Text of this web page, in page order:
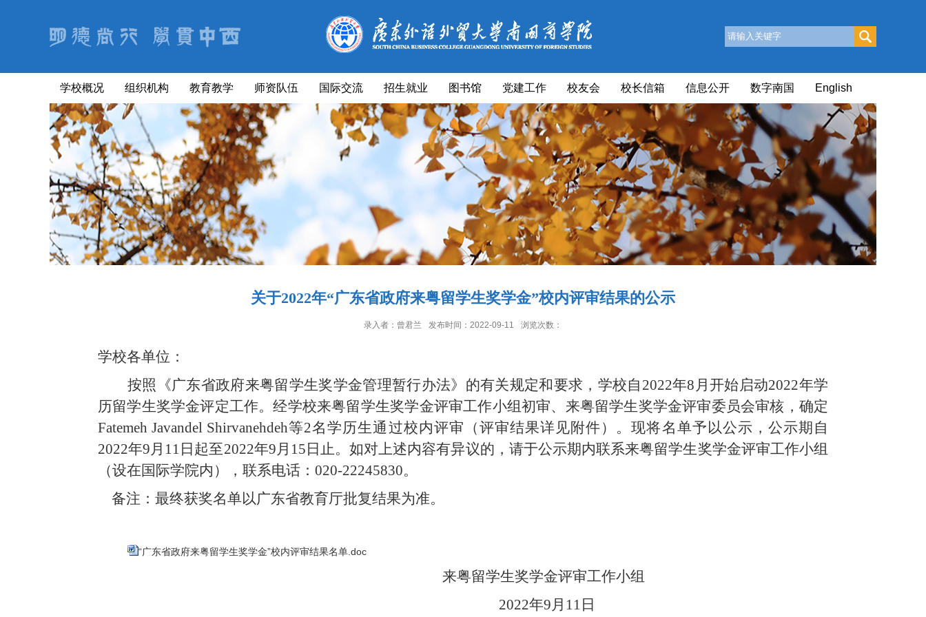
学校概况 组织机构 教育教学 师资队伍 国际交流 招生就业 图书馆 党建工作 校友会 校长信箱 信息公开 数字南国 English
关于2022年“广东省政府来粤留学生奖学金”校内评审结果的公示
录入者：曾君兰 发布时间：2022-09-11 浏览次数：
学校各单位：
按照《广东省政府来粤留学生奖学金管理暂行办法》的有关规定和要求， 学校自 2022年8月开始启动2022年学
历留学生奖学金评定工作。经学校来粤留学生奖学金评审工作小组初审、 来粤留学生奖学金评审委员会审核 ， 确定
Fatemeh Javandel Shirvanehdeh等2名学历生通过校内评审 （评审结果详见附件）。现将名单予以公示， 公示期 自
2022年9月 11 日 起至2022年9月15 日 止。 如对上述内容有异议的 ，请于公示期内联系来粤留学生奖学金评审工作小组
（设在国际学院内），联系电话： 020-22245830。
备注：最终获奖名单以广东省教育厅批复结果为准。
“广东省政府来粤留学生奖学金”校内评审结果名单.doc
来粤留学生奖学金评审工作小组
2022年9月11日